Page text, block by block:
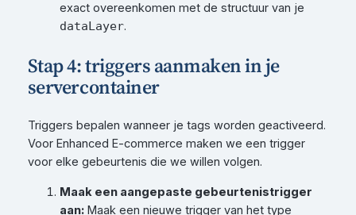
exact overeenkomen met de structuur van je
dataLayer.
Stap 4: triggers aanmaken in je
servercontainer
Triggers bepalen wanneer je tags worden geactiveerd.
Voor Enhanced E-commerce maken we een trigger
voor elke gebeurtenis die we willen volgen.
Maak een aangepaste gebeurtenistrigger
aan:Maak een nieuwe trigger van het type